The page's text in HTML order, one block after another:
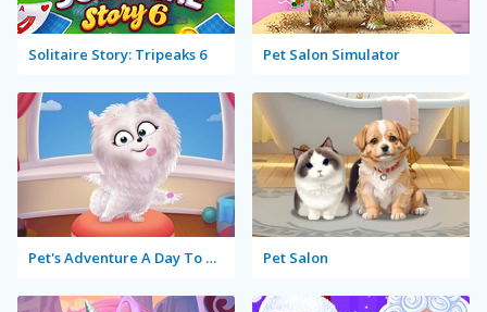
Solitaire Story: Tripeaks 6 Pet Salon Simulator
Pet's Adventure A Day To Remember Pet Salon